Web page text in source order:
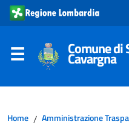
Comune di
Cavargna
Home / Amministrazione